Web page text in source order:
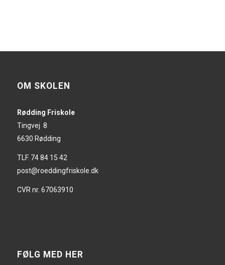
OM SKOLEN
Rødding Friskole
Tingvej 8
6630 Rødding
TLF. 74 84 15 42
post@roeddingfriskole.dk
CVR nr. 67063910
FØLG MED HER